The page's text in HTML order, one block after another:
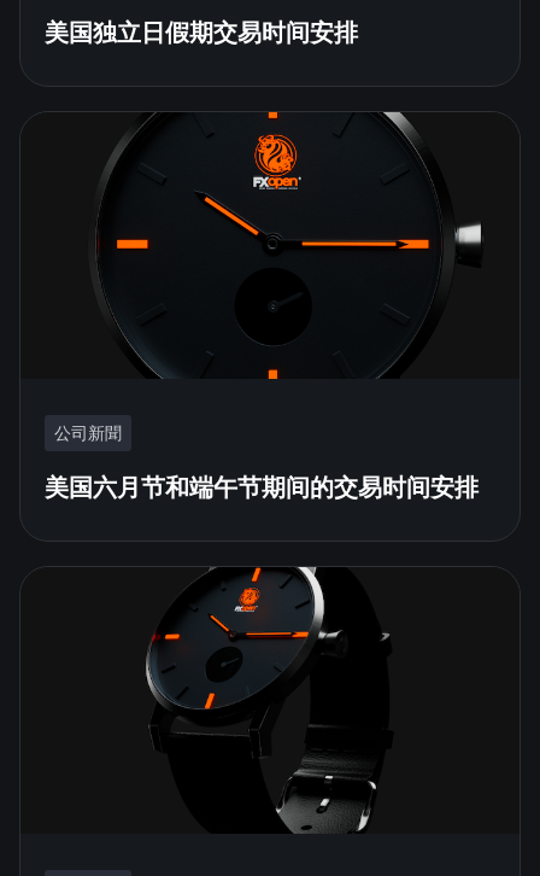
美国独立日假期交易时间安排
公司新聞
美国六月节和端午节期间的交易时间安排